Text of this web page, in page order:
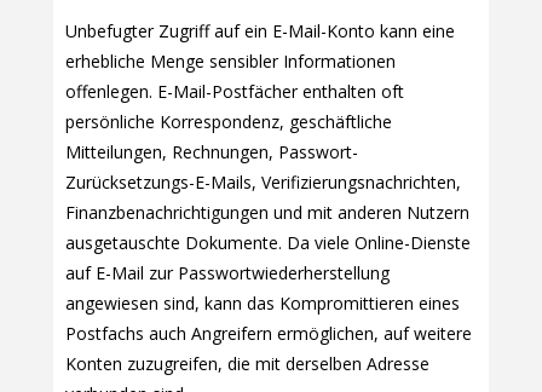
Unbefugter Zugriff auf ein E-Mail-Konto kann eine
erhebliche Menge sensibler Informationen
offenlegen. E-Mail-Postfächer enthalten oft
persönliche Korrespondenz, geschäftliche
Mitteilungen, Rechnungen, Passwort-
Zurücksetzungs-E-Mails, Verifizierungsnachrichten,
Finanzbenachrichtigungen und mit anderen Nutzern
ausgetauschte Dokumente. Da viele Online-Dienste
auf E-Mail zur Passwortwiederherstellung
angewiesen sind, kann das Kompromittieren eines
Postfachs auch Angreifern ermöglichen, auf weitere
Konten zuzugreifen, die mit derselben Adresse